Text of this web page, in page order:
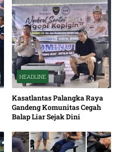
HEADLINE
Kasatlantas Palangka Raya
Gandeng Komunitas Cegah
Balap Liar Sejak Dini